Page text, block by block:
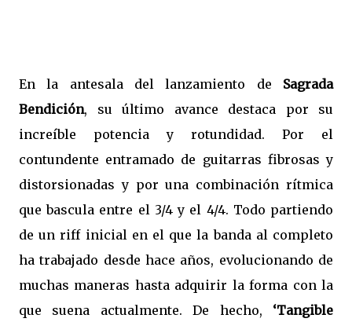
En la antesala del lanzamiento de Sagrada
Bendición, su último avance destaca por su
increíble potencia y rotundidad. Por el
contundente entramado de guitarras fibrosas y
distorsionadas y por una combinación rítmica
que bascula entre el 3/4 y el 4/4. Todo partiendo
de un riff inicial en el que la banda al completo
ha trabajado desde hace años, evolucionando de
muchas maneras hasta adquirir la forma con la
que suena actualmente. De hecho, ‘Tangible